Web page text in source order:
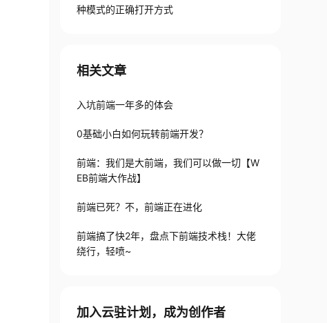
种模式的正确打开方式
相关文章
入坑前端一年多的体会
0基础小白如何玩转前端开发？
前端：我们是大前端，我们可以做一切【W
EB前端大作战】
前端已死？不，前端正在进化
前端搞了快2年，盘点下前端技术栈！大佬
绕行，轻喷~
加入云驻计划，成为创作者